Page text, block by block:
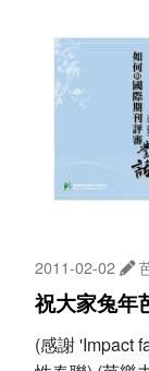
2011-02-02
祝大家兔年
(感謝 'Impact